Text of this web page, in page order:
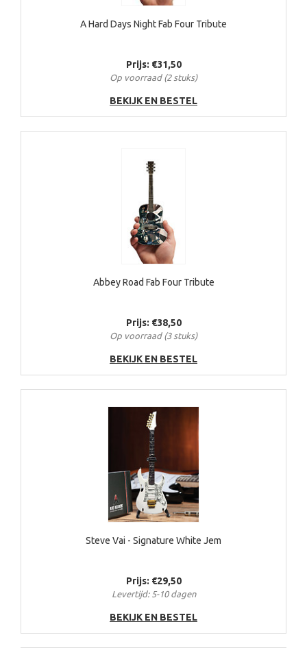
A Hard Days Night Fab Four Tribute
Prijs: €31,50
Op voorraad (2 stuks)
BEKIJK EN BESTEL
Abbey Road Fab Four Tribute
Prijs: €38,50
Op voorraad (3 stuks)
BEKIJK EN BESTEL
Steve Vai - Signature White Jem
Prijs: €29,50
Levertijd: 5-10 dagen
BEKIJK EN BESTEL